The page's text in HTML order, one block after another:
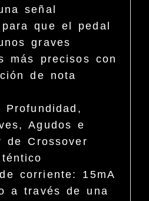
señal
que el pedal
graves
más precisos con
de nota
Profundidad,
Agudos e
de Crossover
corriente: 15mA
a través de una